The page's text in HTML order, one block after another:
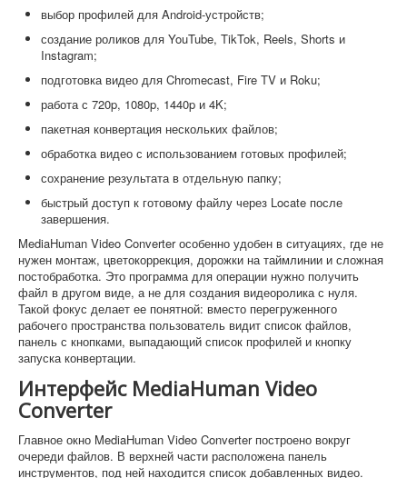
выбор профилей для Android-устройств;
создание роликов для YouTube, TikTok, Reels, Shorts и
Instagram;
подготовка видео для Chromecast, Fire TV и Roku;
работа с 720p, 1080p, 1440p и 4K;
пакетная конвертация нескольких файлов;
обработка видео с использованием готовых профилей;
сохранение результата в отдельную папку;
быстрый доступ к готовому файлу через Locate после
завершения.
MediaHuman Video Converter особенно удобен в ситуациях, где не
нужен монтаж, цветокоррекция, дорожки на таймлинии и сложная
постобработка. Это программа для операции нужно получить
файл в другом виде, а не для создания видеоролика с нуля.
Такой фокус делает ее понятной: вместо перегруженного
рабочего пространства пользователь видит список файлов,
панель с кнопками, выпадающий список профилей и кнопку
запуска конвертации.
Интерфейс MediaHuman Video
Converter
Главное окно MediaHuman Video Converter построено вокруг
очереди файлов. В верхней части расположена панель
инструментов, под ней находится список добавленных видео.